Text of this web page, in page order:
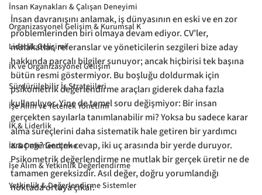
İnsan Kaynakları & Çalışan Deneyimi
Organizasyonel Gelişim & Kurumsal K
Liderlik Gelişimi
İK ve Organizasyonel Gelişim
Sürdürülebilir İş Stratejileri
İşe Alım ve Yetenek Yönetimi
İK & Liderlik
İK & Değerlendirme
İşe Alım & Yetkinlik Değerlendirme
Yetkinlik & Değerlendirme Sistemler
İnsan davranışını anlamak, iş dünyasının en eski ve en zor
problemlerinden biri olmaya devam ediyor. CV’ler,
mülakatlar, referanslar ve yöneticilerin sezgileri bize aday
hakkında parçalı bilgiler sunuyor; ancak hiçbirisi tek başına
bütün resmi göstermiyor. Bu boşluğu doldurmak için
psikometrik değerlendirme araçları giderek daha fazla
kullanılıyor. Yine de temel soru değişmiyor: Bir insan
gerçekten sayılarla tanımlanabilir mi? Yoksa bu sadece karar
alma süreçlerini daha sistematik hale getiren bir yardımcı
araç mı? Gerçek cevap, iki uç arasında bir yerde duruyor.
Psikometrik değerlendirme ne mutlak bir gerçek üretir ne de
tamamen gereksizdir. Asıl değer, doğru yorumlandığı
noktada ortaya çıkar.